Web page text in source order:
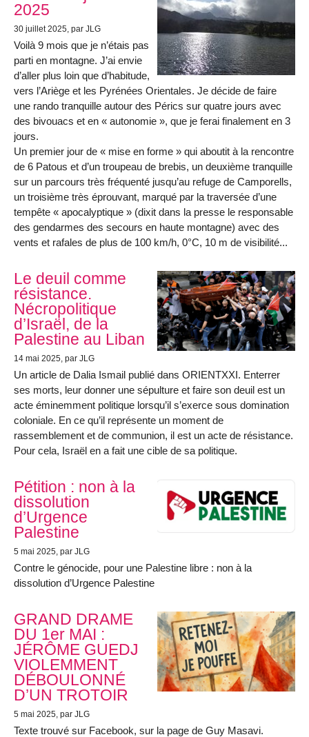
2025
30 juillet 2025, par JLG
Voilà 9 mois que je n’étais pas
parti en montagne. J’ai envie
d’aller plus loin que d’habitude,
vers l’Ariège et les Pyrénées Orientales. Je décide de faire
une rando tranquille autour des Pérics sur quatre jours avec
des bivouacs et en « autonomie », que je ferai finalement en 3
jours.
Un premier jour de « mise en forme » qui aboutit à la rencontre
de 6 Patous et d’un troupeau de brebis, un deuxième tranquille
sur un parcours très fréquenté jusqu’au refuge de Camporells,
un troisième très éprouvant, marqué par la traversée d’une
tempête « apocalyptique » (dixit dans la presse le responsable
des gendarmes des secours en haute montagne) avec des
vents et rafales de plus de 100 km/h, 0°C, 10 m de visibilité...
Le deuil comme
résistance.
Nécropolitique
d’Israël, de la
Palestine au Liban
14 mai 2025, par JLG
Un article de Dalia Ismail publié dans ORIENTXXI. Enterrer
ses morts, leur donner une sépulture et faire son deuil est un
acte éminemment politique lorsqu’il s’exerce sous domination
coloniale. En ce qu’il représente un moment de
rassemblement et de communion, il est un acte de résistance.
Pour cela, Israël en a fait une cible de sa politique.
Pétition : non à la
dissolution
d’Urgence
Palestine
5 mai 2025, par JLG
Contre le génocide, pour une Palestine libre : non à la
dissolution d’Urgence Palestine
GRAND DRAME
DU 1er MAI :
JÉRÔME GUEDJ
VIOLEMMENT
DÉBOULONNÉ
D’UN TROTOIR
5 mai 2025, par JLG
Texte trouvé sur Facebook, sur la page de Guy Masavi.